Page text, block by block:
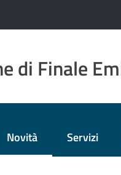
di Finale
Novità
Menu selezionato
Servizi